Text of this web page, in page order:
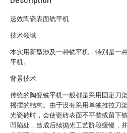
速效陶瓷表面铣平机
技术领域
本实用新型涉及一种铣平机，特别是一
平机。
背景技术
传统的陶瓷铣平机一般都是采用固定刀
摇摆的结构。由于没有采用单独推拉刀
光瓷砖时，会使瓷砖表面不平整或留下
凹陷处，造成后续抛光工艺阶段缓慢，